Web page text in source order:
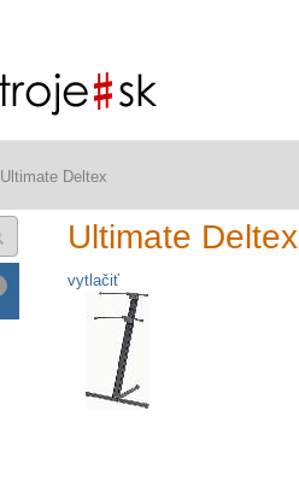
Ultimate Deltex
Ultimate Deltex
vytlačiť